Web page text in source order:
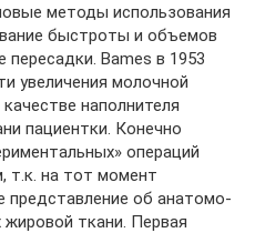
методы использования
быстроты и объемов
Bames в 1953
увеличения молочной
наполнителя
пациентки. Конечно
операций
т.к. на тот момент
представление об анатомо-
жировой ткани. Первая